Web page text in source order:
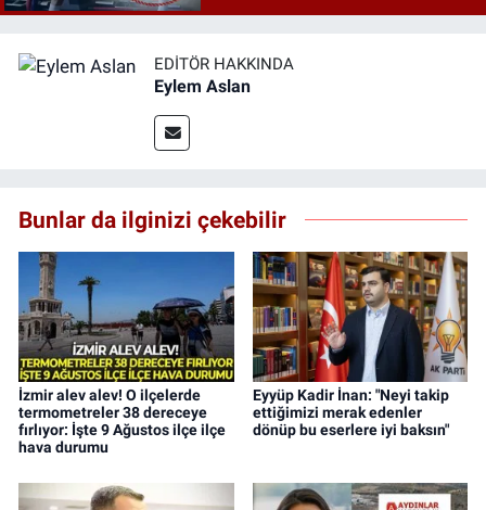
EDITÖR HAKKINDA
Eylem Aslan
Bunlar da ilginizi çekebilir
İzmir alev alev! O ilçelerde
termometreler 38 dereceye
fırlıyor: İşte 9 Ağustos ilçe ilçe
hava durumu
Eyyüp Kadir İnan: "Neyi takip
ettiğimizi merak edenler
dönüp bu eserlere iyi baksın"